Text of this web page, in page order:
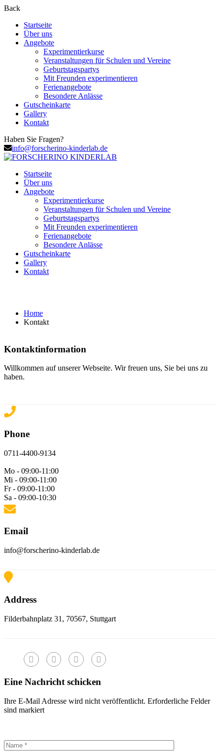
Back
Startseite
Über uns
Angebote
Experimentierkurse
Veranstaltungen für Schulen und Vereine
Geburtstagspartys
Mit Freunden experimentieren
Ferienangebote
Besondere Anlässe
Gutscheinkarte
Gallery
Kontakt
Haben Sie Fragen?
info@forscherino-kinderlab.de
Startseite
Über uns
Angebote
Experimentierkurse
Veranstaltungen für Schulen und Vereine
Geburtstagspartys
Mit Freunden experimentieren
Ferienangebote
Besondere Anlässe
Gutscheinkarte
Gallery
Kontakt
Home
Kontakt
Kontaktinformation
Willkommen auf unserer Webseite. Wir freuen uns, Sie bei uns zu
haben.
Phone
0711-4400-9134
Mo - 09:00-11:00
Mi - 09:00-11:00
Fr - 09:00-11:00
Sa - 09:00-10:30
Email
info@forscherino-kinderlab.de
Address
Filderbahnplatz 31, 70567, Stuttgart
Eine Nachricht schicken
Ihre E-Mail Adresse wird nicht veröffentlicht. Erforderliche Felder
sind markiert